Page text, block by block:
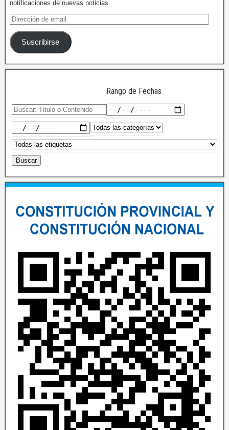
notificaciones de nuevas noticias.
Suscribirse
Rango de Fechas